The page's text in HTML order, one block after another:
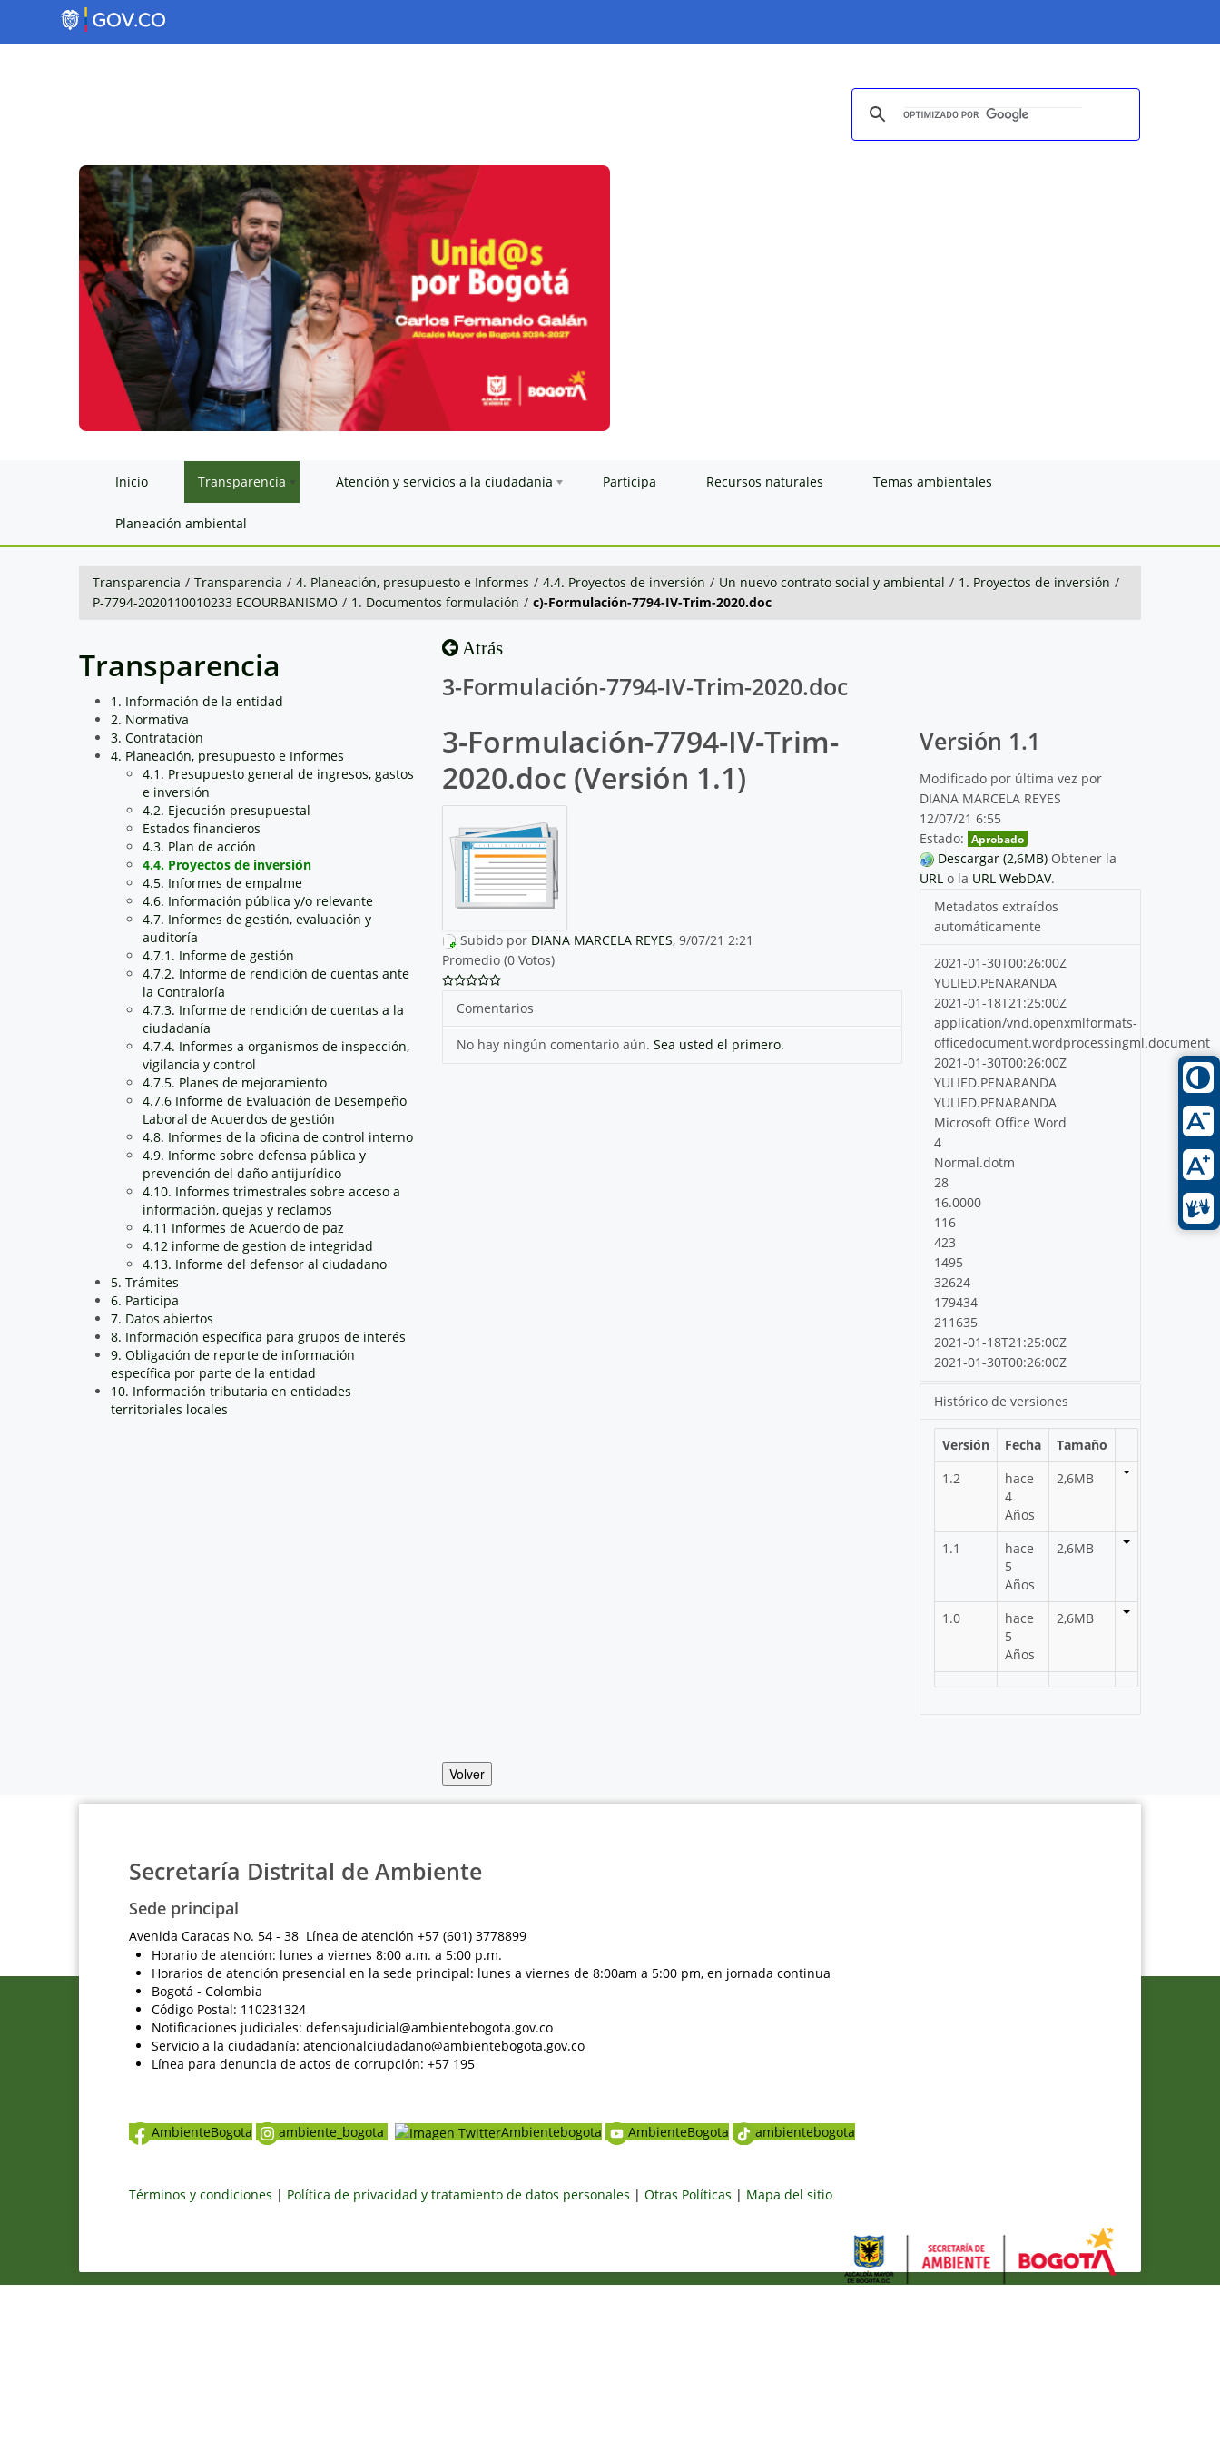
Inicio Transparencia Atención y servicios a la ciudadanía Participa Recursos naturales Temas ambientales
Planeación ambiental
Transparencia / Transparencia / 4. Planeación, presupuesto e Informes / 4.4. Proyectos de inversión / Un nuevo contrato social y ambiental / 1. Proyectos de inversión /
P-7794-2020110010233 ECOURBANISMO / 1. Documentos formulación / c)-Formulación-7794-IV-Trim-2020.doc
Transparencia
1. Información de la entidad
2. Normativa
3. Contratación
4. Planeación, presupuesto e Informes
4.1. Presupuesto general de ingresos, gastos
e inversión
4.2. Ejecución presupuestal
Estados financieros
4.3. Plan de acción
4.4. Proyectos de inversión
4.5. Informes de empalme
4.6. Información pública y/o relevante
4.7. Informes de gestión, evaluación y
auditoría
4.7.1. Informe de gestión
4.7.2. Informe de rendición de cuentas ante
la Contraloría
4.7.3. Informe de rendición de cuentas a la
ciudadanía
4.7.4. Informes a organismos de inspección,
vigilancia y control
4.7.5. Planes de mejoramiento
4.7.6 Informe de Evaluación de Desempeño
Laboral de Acuerdos de gestión
4.8. Informes de la oficina de control interno
4.9. Informe sobre defensa pública y
prevención del daño antijurídico
4.10. Informes trimestrales sobre acceso a
información, quejas y reclamos
4.11 Informes de Acuerdo de paz
4.12 informe de gestion de integridad
4.13. Informe del defensor al ciudadano
5. Trámites
6. Participa
7. Datos abiertos
8. Información específica para grupos de interés
9. Obligación de reporte de información
específica por parte de la entidad
10. Información tributaria en entidades
territoriales locales
Atrás
3-Formulación-7794-IV-Trim-2020.doc
3-Formulación-7794-IV-Trim-
2020.doc (Versión 1.1)
Subido por DIANA MARCELA REYES, 9/07/21 2:21
Promedio (0 Votos)
Comentarios
No hay ningún comentario aún. Sea usted el primero.
Versión 1.1
Modificado por última vez por
DIANA MARCELA REYES
12/07/21 6:55
Estado: Aprobado
Descargar (2,6MB) Obtener la
URL o la URL WebDAV.
Metadatos extraídos
automáticamente
2021-01-30T00:26:00Z
YULIED.PENARANDA
2021-01-18T21:25:00Z
application/vnd.openxmlformats-
officedocument.wordprocessingml.document
2021-01-30T00:26:00Z
YULIED.PENARANDA
YULIED.PENARANDA
Microsoft Office Word
4
Normal.dotm
28
16.0000
116
423
1495
32624
179434
211635
2021-01-18T21:25:00Z
2021-01-30T00:26:00Z
Histórico de versiones
Versión Fecha
Tamaño
1.2
hace
4
Años
2,6MB
1.1
hace
5
Años
2,6MB
1.0
hace
5
Años
2,6MB
Volver
Secretaría Distrital de Ambiente
Sede principal
Avenida Caracas No. 54 - 38 Línea de atención +57 (601) 3778899
Horario de atención: lunes a viernes 8:00 a.m. a 5:00 p.m.
Horarios de atención presencial en la sede principal: lunes a viernes de 8:00am a 5:00 pm, en jornada continua
Bogotá - Colombia
Código Postal: 110231324
Notificaciones judiciales: defensajudicial@ambientebogota.gov.co
Servicio a la ciudadanía: atencionalciudadano@ambientebogota.gov.co
Línea para denuncia de actos de corrupción: +57 195
AmbienteBogota ambiente_bogota Ambientebogota AmbienteBogota ambientebogota
Términos y condiciones | Política de privacidad y tratamiento de datos personales | Otras Políticas | Mapa del sitio